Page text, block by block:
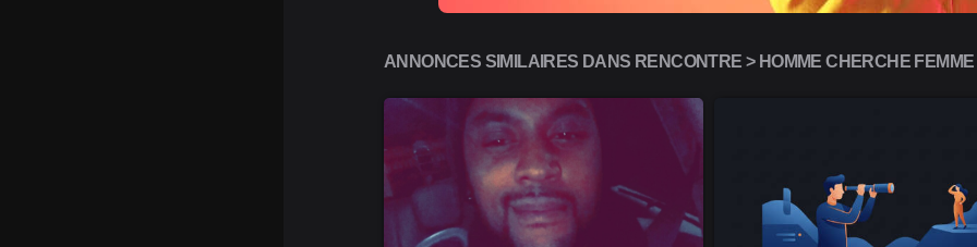
ANNONCES SIMILAIRES DANS RENCONTRE > HOMME CHERCHE FEMME